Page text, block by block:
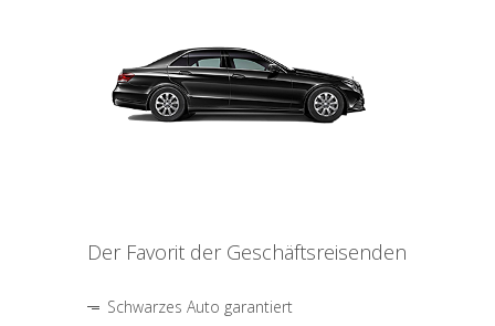
Der Favorit der Geschäftsreisenden
Schwarzes Auto garantiert